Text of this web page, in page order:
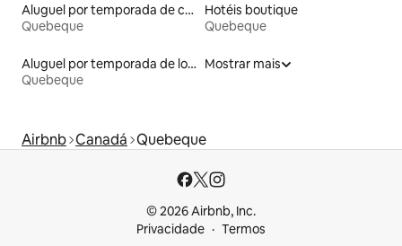
Aluguel por temporada de casas arredondadas
Quebeque
Hotéis boutique
Quebeque
Aluguel por temporada de lofts
Quebeque
Mostrar mais
Airbnb Canadá Quebeque
© 2026 Airbnb, Inc.
Privacidade
Termos